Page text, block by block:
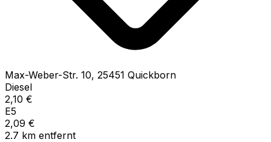
Max-Weber-Str. 10, 25451 Quickborn
Diesel
2,10 €
E5
2,09 €
2.7 km entfernt